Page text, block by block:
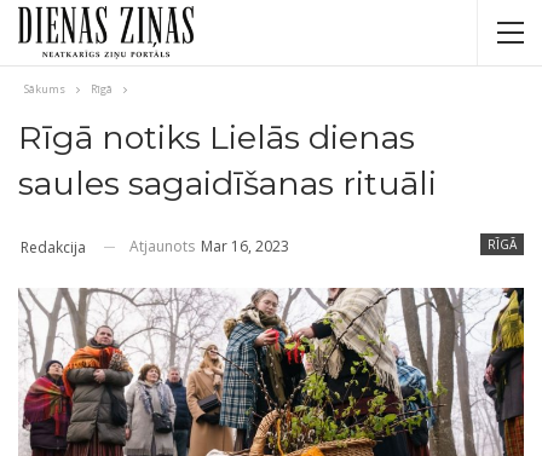
Sākums Rīgā
Rīgā notiks Lielās dienas
saules sagaidīšanas rituāli
RĪGĀ
Redakcija Atjaunots Mar 16, 2023